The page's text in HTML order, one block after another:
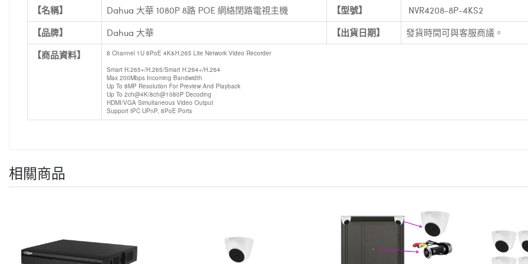
【名稱】 Dahua 大華 1080P 8路 POE 網絡閉路電視主機 【型號】
NVR4208-8P-4KS2
【品牌】
Dahua 大華 【出貨日期】
發貨時間可與客服
【商品資料】
8 Channel 1U 8PoE 4K&H.265 Lite Network Video Recorder
Smart H.265+/H.265/Smart H.264+/H.264
Max 200Mbps Incoming Bandwidth
Up To 8MP Resolution For Preview And Playback
Up To 2ch@4K/8ch@1080P Decoding
HDMI/VGA Simultaneous Video Output
Support IPC UPnP, 8PoE Ports
相關商品